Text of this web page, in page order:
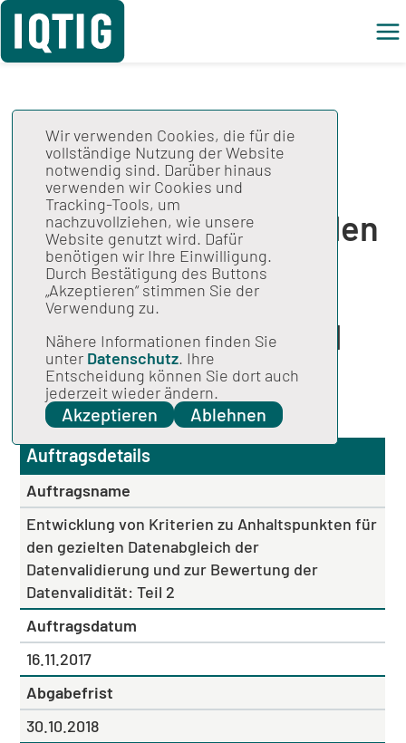
Entwicklung von
Kriterien zu
Anhaltspunkten für den
gezielten
Datenabgleich der
Datenvalidierung und
zur Bewertung der
Datenvalidität: Teil 2
Auftragsdetails
Auftragsname
Entwicklung von Kriterien zu Anhaltspunkten für
den gezielten Datenabgleich der
Datenvalidierung und zur Bewertung der
Datenvalidität: Teil 2
Auftragsdatum
16.11.2017
Abgabefrist
30.10.2018
Wir verwenden Cookies, die für die
vollständige Nutzung der Website
notwendig sind. Darüber hinaus
verwenden wir Cookies und
Tracking-Tools, um
nachzuvollziehen, wie unsere
Website genutzt wird. Dafür
benötigen wir Ihre Einwilligung.
Durch Bestätigung des Buttons
„Akzeptieren“ stimmen Sie der
Verwendung zu.
Nähere Informationen finden Sie
unter Datenschutz. Ihre
Entscheidung können Sie dort auch
jederzeit wieder ändern.
Akzeptieren Ablehnen